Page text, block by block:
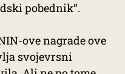
pobednik“.
ove nagrade ove
svojevrsni